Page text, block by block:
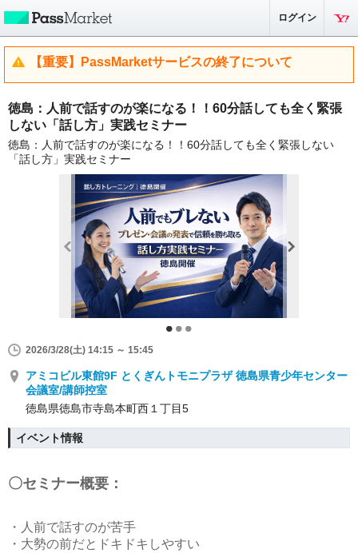
ログイン
【重要】PassMarketサービスの終了について
徳島：人前で話すのが楽になる！！60分話しても全く緊張
しない「話し方」実践セミナー
徳島：人前で話すのが楽になる！！60分話しても全く緊張しない
「話し方」実践セミナー
2026/3/28(土) 14:15 ～ 15:45
アミコビル東館9F とくぎんトモニプラザ 徳島県青少年センター
会議室/講師控室
徳島県徳島市寺島本町西１丁目5
イベント情報
〇セミナー概要：
・人前で話すのが苦手
・大勢の前だとドキドキしやすい